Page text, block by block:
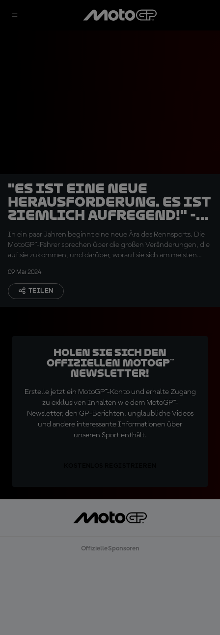
"Es ist eine neue
Herausforderung. Es ist
ziemlich aufregend!" -
Fahrer reagieren auf
die Änderungen 2027
In ein paar Jahren beginnt eine neue Ära des Rennsports. Die
MotoGP™-Fahrer sprechen über die großen Veränderungen, die
auf sie zukommen, und darüber, worauf sie sich am meisten
09 Mai 2024
TEILEN
Holen Sie sich den
offiziellen MotoGP™
Newsletter!
Erstelle jetzt ein MotoGP™-Konto und erhalte Zugang
zu exklusiven Inhalten wie dem MotoGP™-
Newsletter, den GP-Berichten, unglaubliche Videos
und andere interessante Informationen über
unseren Sport enthält.
Offizielle Sponsoren